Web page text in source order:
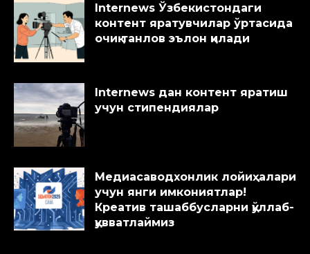
Internews Ўзбекистондаги
контент яратувчилар ўртасида
очиқ танлов эълон қилади
Internews дан контент яратиш
учун стипендиялар
Медиасаводхонлик лойиҳалари
учун янги имкониятлар!
Креатив ташаббусларни қўллаб-
қувватлаймиз